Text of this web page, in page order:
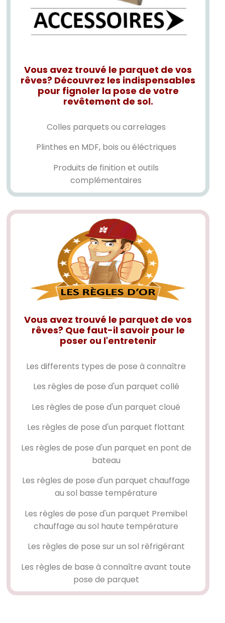
Vous avez trouvé le parquet de vos
rêves? Découvrez les indispensables
pour fignoler la pose de votre
revêtement de sol.
Colles parquets ou carrelages
Plinthes en MDF, bois ou éléctriques
Produits de finition et outils
complémentaires
Vous avez trouvé le parquet de vos
rêves? Que faut-il savoir pour le
poser ou l'entretenir
Les differents types de pose à connaître
Les règles de pose d'un parquet collé
Les règles de pose d'un parquet cloué
Les règles de pose d'un parquet flottant
Les règles de pose d'un parquet en pont de
bateau
Les règles de pose d'un parquet chauffage
au sol basse température
Les règles de pose d'un parquet Premibel
chauffage au sol haute température
Les règles de pose sur un sol rèfrigérant
Les règles de base à connaître avant toute
pose de parquet